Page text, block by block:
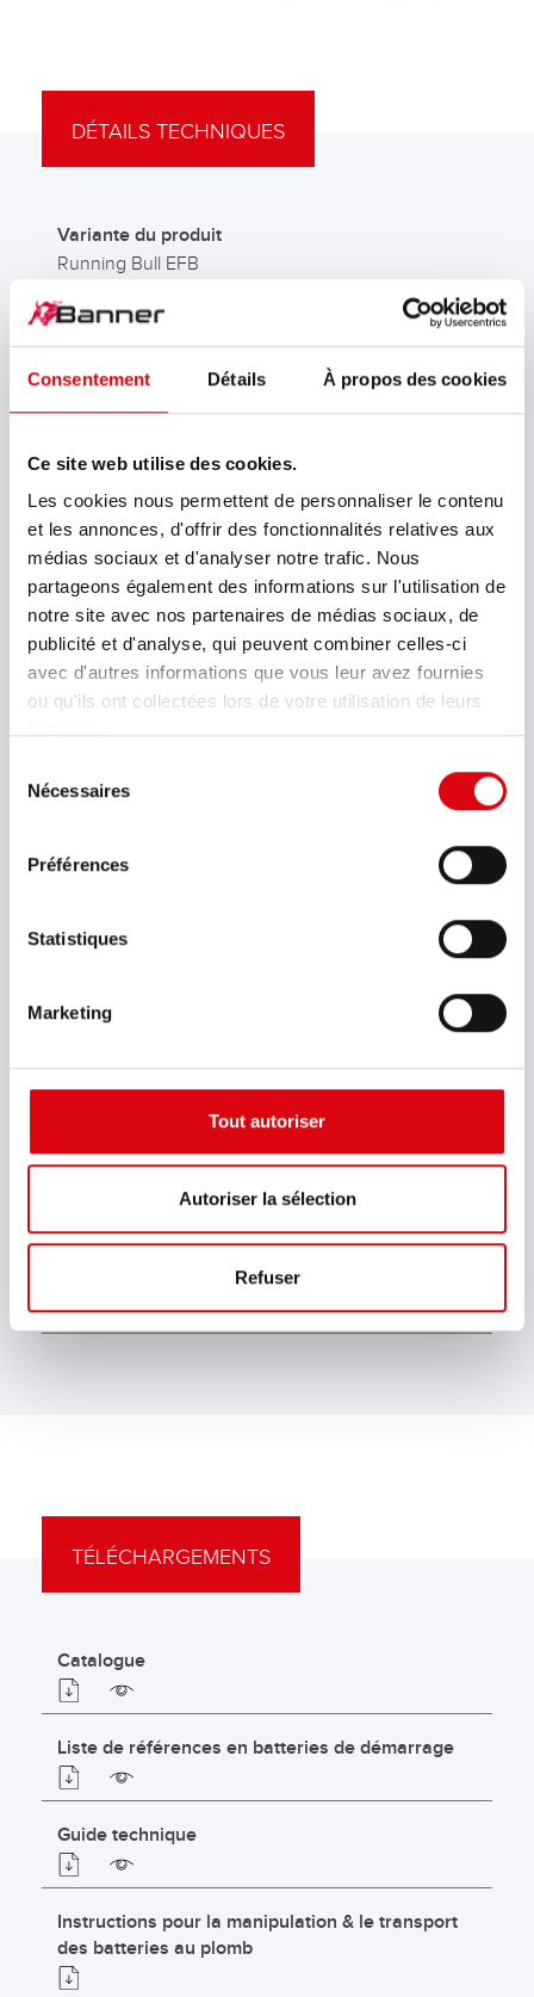
Consentement Détails À propos des cookies
Ce site web utilise des cookies.
Les cookies nous permettent de personnaliser le contenu
et les annonces, d'offrir des fonctionnalités relatives aux
médias sociaux et d'analyser notre trafic. Nous
partageons également des informations sur l'utilisation de
notre site avec nos partenaires de médias sociaux, de
publicité et d'analyse, qui peuvent combiner celles-ci
avec d'autres informations que vous leur avez fournies
ou qu'ils ont collectées lors de votre utilisation de leurs
Nécessaires
Préférences
Statistiques
Marketing
Tout autoriser
Autoriser la sélection
Refuser
DÉTAILS TECHNIQUES
Variante du produit
Running Bull EFB
Type
EFB 565 15 ASIA
Tension nominale (V)
Capacité K20 (Ah)
65
Courant d'essai à froid EN (A)
550
Schéma
0
1
233
Largeur max. (mm)
Hauteur max. du bac (mm)
Spécifications de la batterie
B00
TÉLÉCHARGEMENTS
Catalogue
Liste de références en batteries de démarrage
Guide technique
Instructions pour la manipulation & le transport
des batteries au plomb